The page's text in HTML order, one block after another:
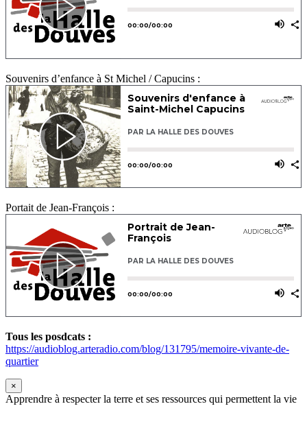
Souvenirs d’enfance à St Michel / Capucins :
Portait de Jean-François :
Tous les posdcats :
https://audioblog.arteradio.com/blog/131795/memoire-vivante-de-
quartier
×
Apprendre à respecter la terre et ses ressources qui permettent la vie